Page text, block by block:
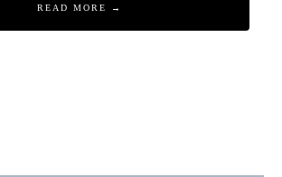
READ MORE →